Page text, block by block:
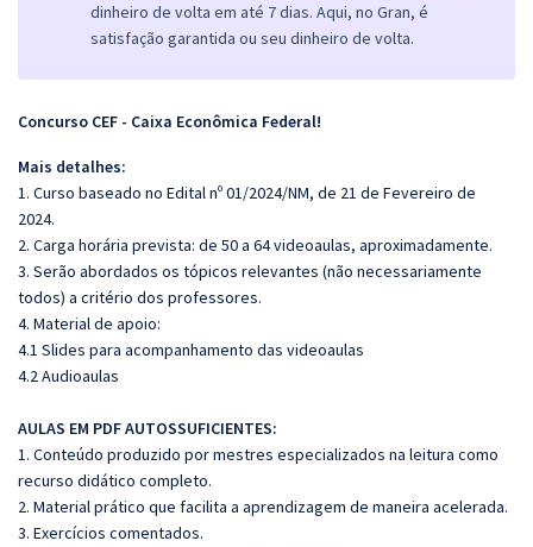
dinheiro de volta em até 7 dias. Aqui, no Gran, é
satisfação garantida ou seu dinheiro de volta.
Concurso CEF - Caixa Econômica Federal!
Mais detalhes:
1. Curso baseado no Edital nº 01/2024/NM, de 21 de Fevereiro de
2024.
2. Carga horária prevista: de 50 a 64 videoaulas, aproximadamente.
3. Serão abordados os tópicos relevantes (não necessariamente
todos) a critério dos professores.
4. Material de apoio:
4.1 Slides para acompanhamento das videoaulas
4.2 Audioaulas
AULAS EM PDF AUTOSSUFICIENTES:
1. Conteúdo produzido por mestres especializados na leitura como
recurso didático completo.
2. Material prático que facilita a aprendizagem de maneira acelerada.
3. Exercícios comentados.